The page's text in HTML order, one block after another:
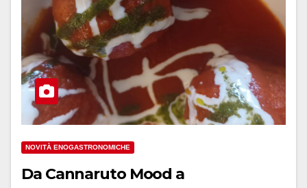
NOVITÀ ENOGASTRONOMICHE
Da Cannaruto Mood a